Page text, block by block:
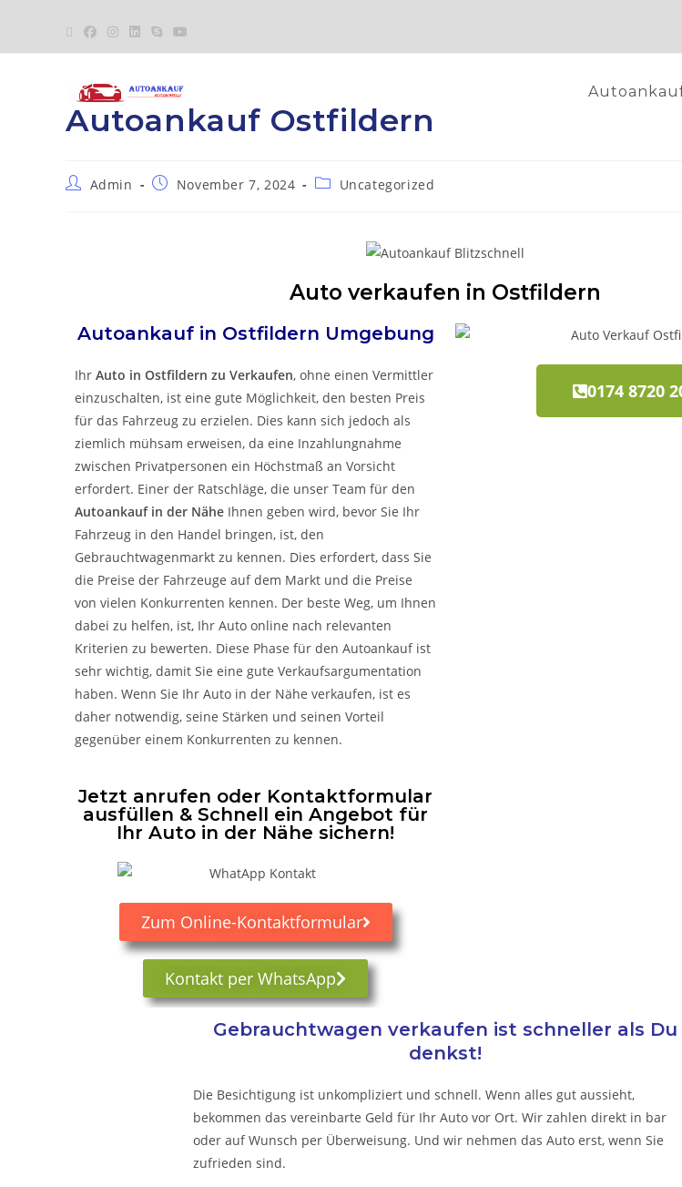
Autoankauf Ostfildern
Admin November 7, 2024 Uncategorized
Auto verkaufen in Ostfildern
Autoankauf in Ostfildern Umgebung
Ihr Auto in Ostfildern zu Verkaufen, ohne einen Vermittler
einzuschalten, ist eine gute Möglichkeit, den besten Preis
für das Fahrzeug zu erzielen. Dies kann sich jedoch als
ziemlich mühsam erweisen, da eine Inzahlungnahme
zwischen Privatpersonen ein Höchstmaß an Vorsicht
erfordert. Einer der Ratschläge, die unser Team für den
Autoankauf in der Nähe Ihnen geben wird, bevor Sie Ihr
Fahrzeug in den Handel bringen, ist, den
Gebrauchtwagenmarkt zu kennen. Dies erfordert, dass Sie
die Preise der Fahrzeuge auf dem Markt und die Preise
von vielen Konkurrenten kennen. Der beste Weg, um Ihnen
dabei zu helfen, ist, Ihr Auto online nach relevanten
Kriterien zu bewerten. Diese Phase für den Autoankauf ist
sehr wichtig, damit Sie eine gute Verkaufsargumentation
haben. Wenn Sie Ihr Auto in der Nähe verkaufen, ist es
daher notwendig, seine Stärken und seinen Vorteil
gegenüber einem Konkurrenten zu kennen.
0174 8720
Jetzt anrufen oder Kontaktformular
ausfüllen & Schnell ein Angebot für
Ihr Auto in der Nähe sichern!
Zum Online-Kontaktformular
Kontakt per WhatsApp
Gebrauchtwagen verkaufen ist schneller als Du
denkst!
Die Besichtigung ist unkompliziert und schnell. Wenn alles gut aussieht,
bekommen das vereinbarte Geld für Ihr Auto vor Ort. Wir zahlen direkt in bar
oder auf Wunsch per Überweisung. Und wir nehmen das Auto erst, wenn Sie
zufrieden sind.